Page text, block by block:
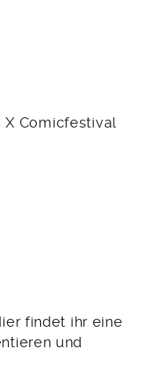
X Comicfestival
findet ihr eine
und